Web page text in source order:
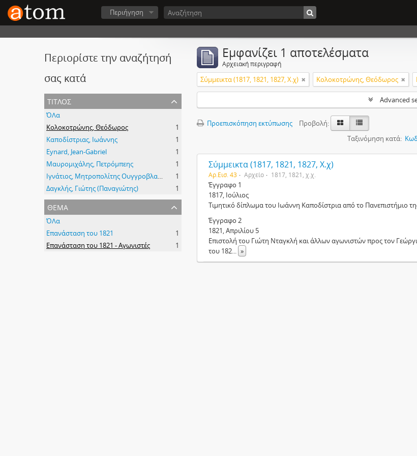
Περιήγηση
Περιορίστε την αναζήτησή
σας κατά
τίτλος
ΌΛα
Κολοκοτρώνης, Θεόδωρος
1
Καποδίστριας, Ιωάννης
1
Eynard, Jean-Gabriel
1
Μαυρομιχάλης, Πετρόμπεης
1
Ιγνάτιος, Μητροπολίτης Ουγγροβλαχίας
1
Δαγκλής, Γιώτης (Παναγιώτης)
1
θέμα
ΌΛα
Επανάσταση του 1821
1
Επανάσταση του 1821 - Αγωνιστές
1
Εμφανίζει 1 αποτελέσματα
Αρχειακή περιγραφή
Σύμμεικτα (1817, 1821, 1827, Χ.χ) Κολοκοτρώνης, Θεόδωρος
Advanced
Προεπισκόπηση εκτύπωσης
Προβολή:
Ταξινόμηση κατά:
Σύμμεικτα (1817, 1821, 1827, Χ.χ)
Αρ.Εισ. 43 Αρχείο 1817, 1821, χ.χ.
Έγγραφο 1
1817, Ιούλιος
Τιμητικό δίπλωμα του Ιωάννη Καποδίστρια από το Πανεπιστήμιο
Έγγραφο 2
1821, Απριλίου 5
Επιστολή του Γιώτη Νταγκλή και άλλων αγωνιστών προς τον
του 182... »